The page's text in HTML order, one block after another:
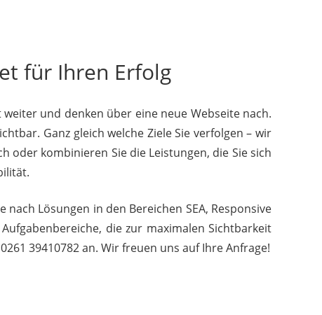
für Ihren Erfolg
und denken über eine neue Webseite nach.
Ganz gleich welche Ziele Sie verfolgen – wir
oder kombinieren Sie die Leistungen, die Sie sich
Lösungen in den Bereichen SEA, Responsive
die zur maximalen Sichtbarkeit
39410782 an. Wir freuen uns auf Ihre Anfrage!